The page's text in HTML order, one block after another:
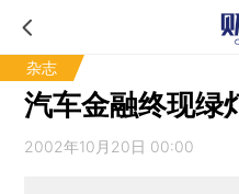
杂志
汽车金融终现绿
2002年10月20日 00:00